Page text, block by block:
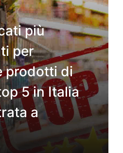
più
per
prodotti di
5 in Italia
a